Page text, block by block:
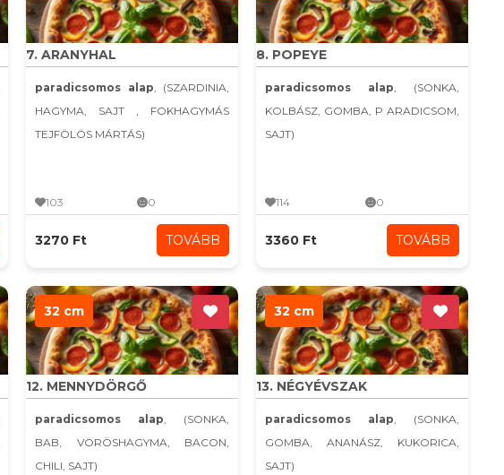
7. ARANYHAL
paradicsomos alap, (SZARDINIA,
HAGYMA, SAJT , FOKHAGYMÁS
TEJFÖLÖS MÁRTÁS)
103 0
3270 Ft TOVÁBB
8. POPEYE
paradicsomos alap, (SONKA,
KOLBÁSZ, GOMBA, P ARADICSOM,
SAJT)
114 0
3360 Ft TOVÁBB
32 cm
12. MENNYDÖRGŐ
paradicsomos alap, (SONKA,
BAB, VÖRÖSHAGYMA, BACON,
CHILI, SAJT)
32 cm
13. NÉGYÉVSZAK
paradicsomos alap, (SONKA,
GOMBA, ANANÁSZ, KUKORICA,
SAJT)